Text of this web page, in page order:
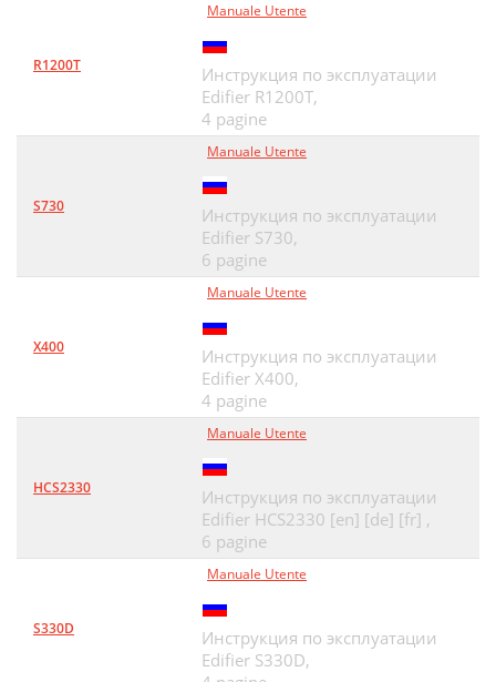
R1200T
Manuale Utente
Инструкция по эксплуатации
Edifier R1200T,
4 pagine
S730
Manuale Utente
Инструкция по эксплуатации
Edifier S730,
6 pagine
X400
Manuale Utente
Инструкция по эксплуатации
Edifier X400,
4 pagine
HCS2330
Manuale Utente
Инструкция по эксплуатации
Edifier HCS2330 [en] [de] [fr] ,
6 pagine
S330D
Manuale Utente
Инструкция по эксплуатации
Edifier S330D,